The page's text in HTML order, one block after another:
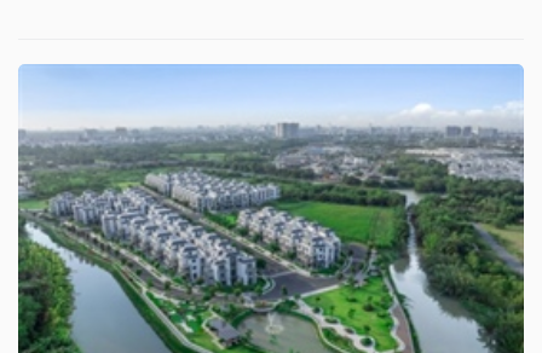
Truyền
thông
tài
chính